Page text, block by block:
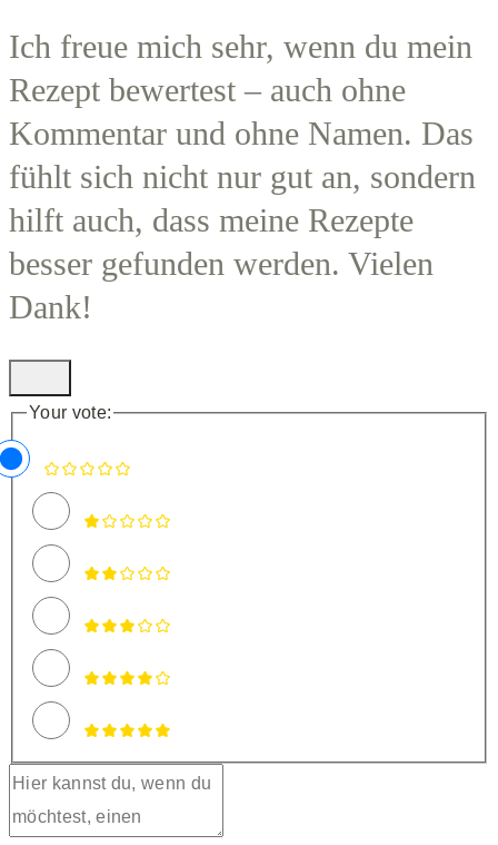
Ich freue mich sehr, wenn du mein
Rezept bewertest – auch ohne
Kommentar und ohne Namen. Das
fühlt sich nicht nur gut an, sondern
hilft auch, dass meine Rezepte
besser gefunden werden. Vielen
Dank!
Your vote: